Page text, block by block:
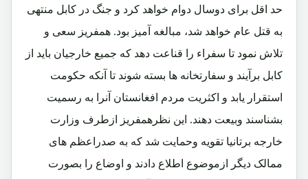
حد اقل برای دوسال دوام خواهد کرد و جنگ در کابل منتهی
به قتل عام خواهد شد، مبالغه آمیز بود. همفریز سعی و
تلاش نمود تا سفراء را قناعت دهد که جمیع خارجیان باید از
کابل برآیند و سفارتخانه ها بسته شوند تا آنکه حکومت
استقرار یابد و اکثریت مردم افغانستان آنرا به رسمیت
بشناسند وبیعت دهند. این نظرهمفریز ازطرف وزارت
خارجه برتانیا تقویه وحمایت شد که به صدراعظم های
ممالک دیگر ازموضوع اطلاع دادند و اوضاع را بصورت